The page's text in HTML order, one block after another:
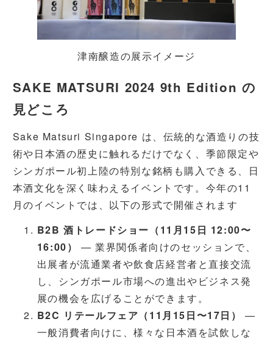
津南醸造の展示イメージ
SAKE MATSURI 2024 9th Edition の
見どころ
Sake Matsuri Singapore は、伝統的な酒造りの技
術や日本酒の歴史に触れるだけでなく、季節限定や
シンガポール初上陸の特別な銘柄も購入できる、日
本酒文化を深く味わえるイベントです。今年の11
月のイベントでは、以下の形式で開催されます
B2B 酒トレードショー（11月15日 12:00〜
16:00）
— 業界関係者向けのセッションで、
出展者が流通業者や飲食店経営者と直接交流
し、シンガポール市場への進出やビジネス発
展の機会を広げることができます。
B2C リテールフェア（11月15日〜17日）
—
一般消費者向けに、様々な日本酒を試飲しな